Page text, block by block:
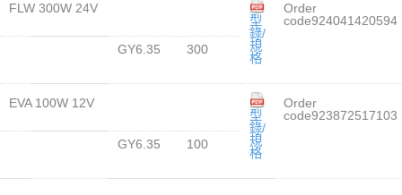
FLW 300W 24V
型
錄/
規
格
Order
code924041420594
GY6.35
300
EVA 100W 12V
型
錄/
規
格
Order
code923872517103
GY6.35
100